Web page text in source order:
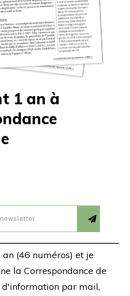
1 an à
an (46 numéros) et je
la Correspondance de
d'information par mail,